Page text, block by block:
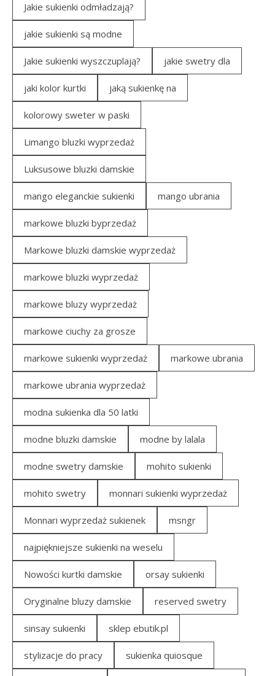
Jakie sukienki odmładzają?
jakie sukienki są modne
Jakie sukienki wyszczuplają? jakie swetry dla
jaki kolor kurtki jaką sukienkę na
kolorowy sweter w paski
Limango bluzki wyprzedaż
Luksusowe bluzki damskie
mango eleganckie sukienki mango ubrania
markowe bluzki byprzedaż
Markowe bluzki damskie wyprzedaż
markowe bluzki wyprzedaż
markowe bluzy wyprzedaż
markowe ciuchy za grosze
markowe sukienki wyprzedaż markowe ubrania
markowe ubrania wyprzedaż
modna sukienka dla 50 latki
modne bluzki damskie modne by lalala
modne swetry damskie mohito sukienki
mohito swetry monnari sukienki wyprzedaż
Monnari wyprzedaż sukienek msngr
najpiękniejsze sukienki na weselu
Nowości kurtki damskie orsay sukienki
Oryginalne bluzy damskie reserved swetry
sinsay sukienki sklep ebutik.pl
stylizacje do pracy sukienka quiosque